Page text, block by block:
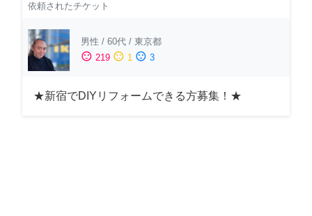
依頼されたチケット
男性 / 60代 / 東京都
sentiment_satisfied 219 sentiment_neutral 1 sentiment_dissatisfied 3
★新宿でDIYリフォームできる方募集！★